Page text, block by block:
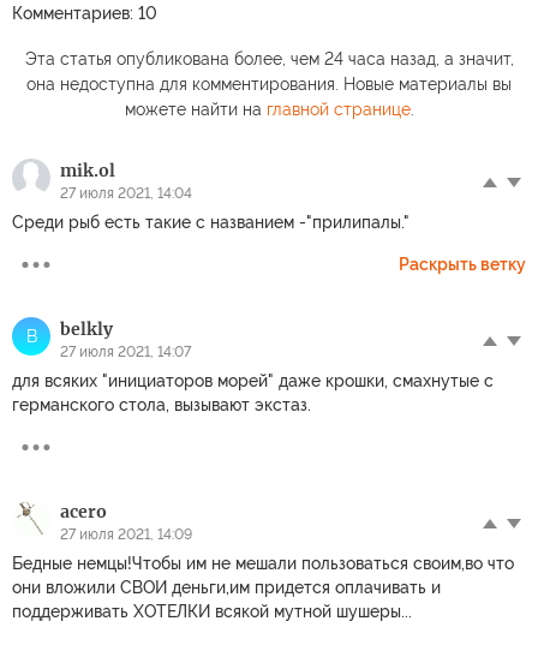
Комментариев: 10
Эта статья опубликована более, чем 24 часа назад, а значит,
она недоступна для комментирования. Новые материалы вы
можете найти на главной странице.
mik.ol
27 июля 2021, 14:04
Среди рыб есть такие с названием -"прилипалы."
Раскрыть ветку
B belkly
27 июля 2021, 14:07
для всяких "инициаторов морей" даже крошки, смахнутые с
германского стола, вызывают экстаз.
acero
27 июля 2021, 14:09
Бедные немцы!Чтобы им не мешали пользоваться своим,во что
они вложили СВОИ деньги,им придется оплачивать и
поддерживать ХОТЕЛКИ всякой мутной шушеры...